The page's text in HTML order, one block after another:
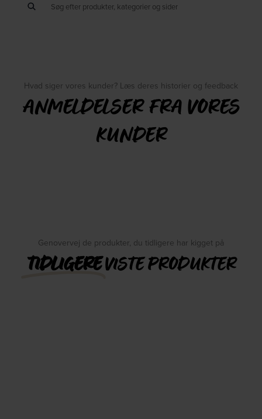
Hvad siger vores kunder? Læs deres historier og feedback
ANMELDELSER FRA VORES
KUNDER
Genovervej de produkter, du tidligere har kigget på
TIDLIGEREVISTE PRODUKTER